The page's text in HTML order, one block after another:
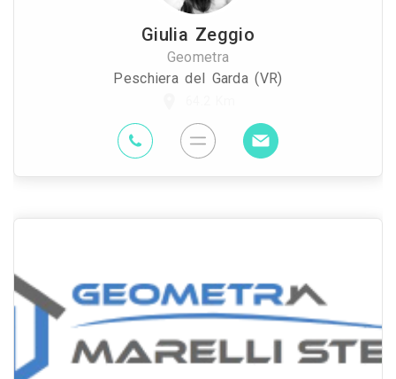
Giulia Zeggio
Geometra
Peschiera del Garda (VR)